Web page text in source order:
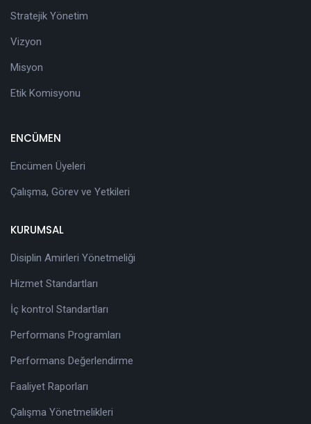
Stratejik Yönetim
Vizyon
Misyon
Etik Komisyonu
ENCÜMEN
Encümen Üyeleri
Çalışma, Görev ve Yetkileri
KURUMSAL
Disiplin Amirleri Yönetmeliği
Hizmet Standartları
İç kontrol Standartları
Performans Programları
Performans Değerlendirme
Faaliyet Raporları
Çalışma Yönetmelikleri